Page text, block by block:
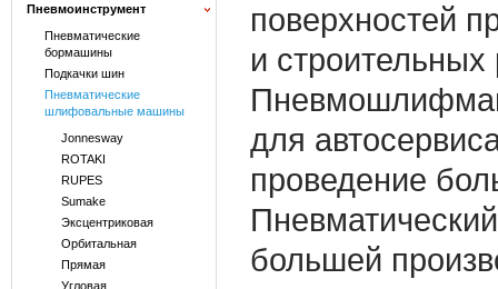
Пневмоинструмент
Пневматические
бормашины
Подкачки шин
Пневматические
шлифовальные машины
Jonnesway
ROTAKI
RUPES
Sumake
Эксцентриковая
Орбитальная
Прямая
Угловая
поверхностей
и строительных
для
проведение
большей